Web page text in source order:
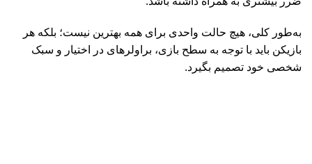
به‌طور کلی، هیچ حالت واحدی برای همه بهترین نیست؛ بلکه هر
بازیکن باید با توجه به سطح بازی، براولرهای در اختیار و سبک
شخصی خود تصمیم بگیرد.